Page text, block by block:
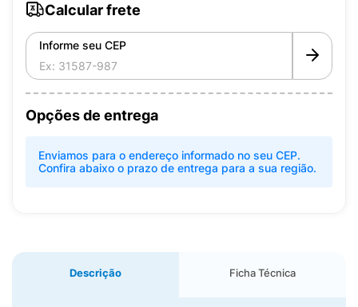
Calcular frete
Informe seu CEP
Opções de entrega
Enviamos para o endereço informado no seu CEP.
Confira abaixo o prazo de entrega para a sua região.
Descrição Ficha Técnica